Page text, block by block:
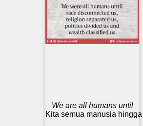
We are all humans until
Kita semua manusia hingga